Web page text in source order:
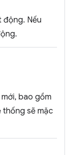
động. Nếu
bao gồm
thống sẽ mặc